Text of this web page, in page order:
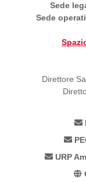
Sede
Sede
Direttore
URP